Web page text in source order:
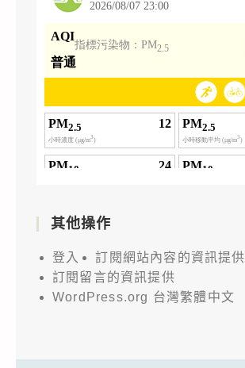
其他操作
登入
訂閱網站內容的資訊提供
訂閱留言的資訊提供
WordPress.org 台灣繁體中文